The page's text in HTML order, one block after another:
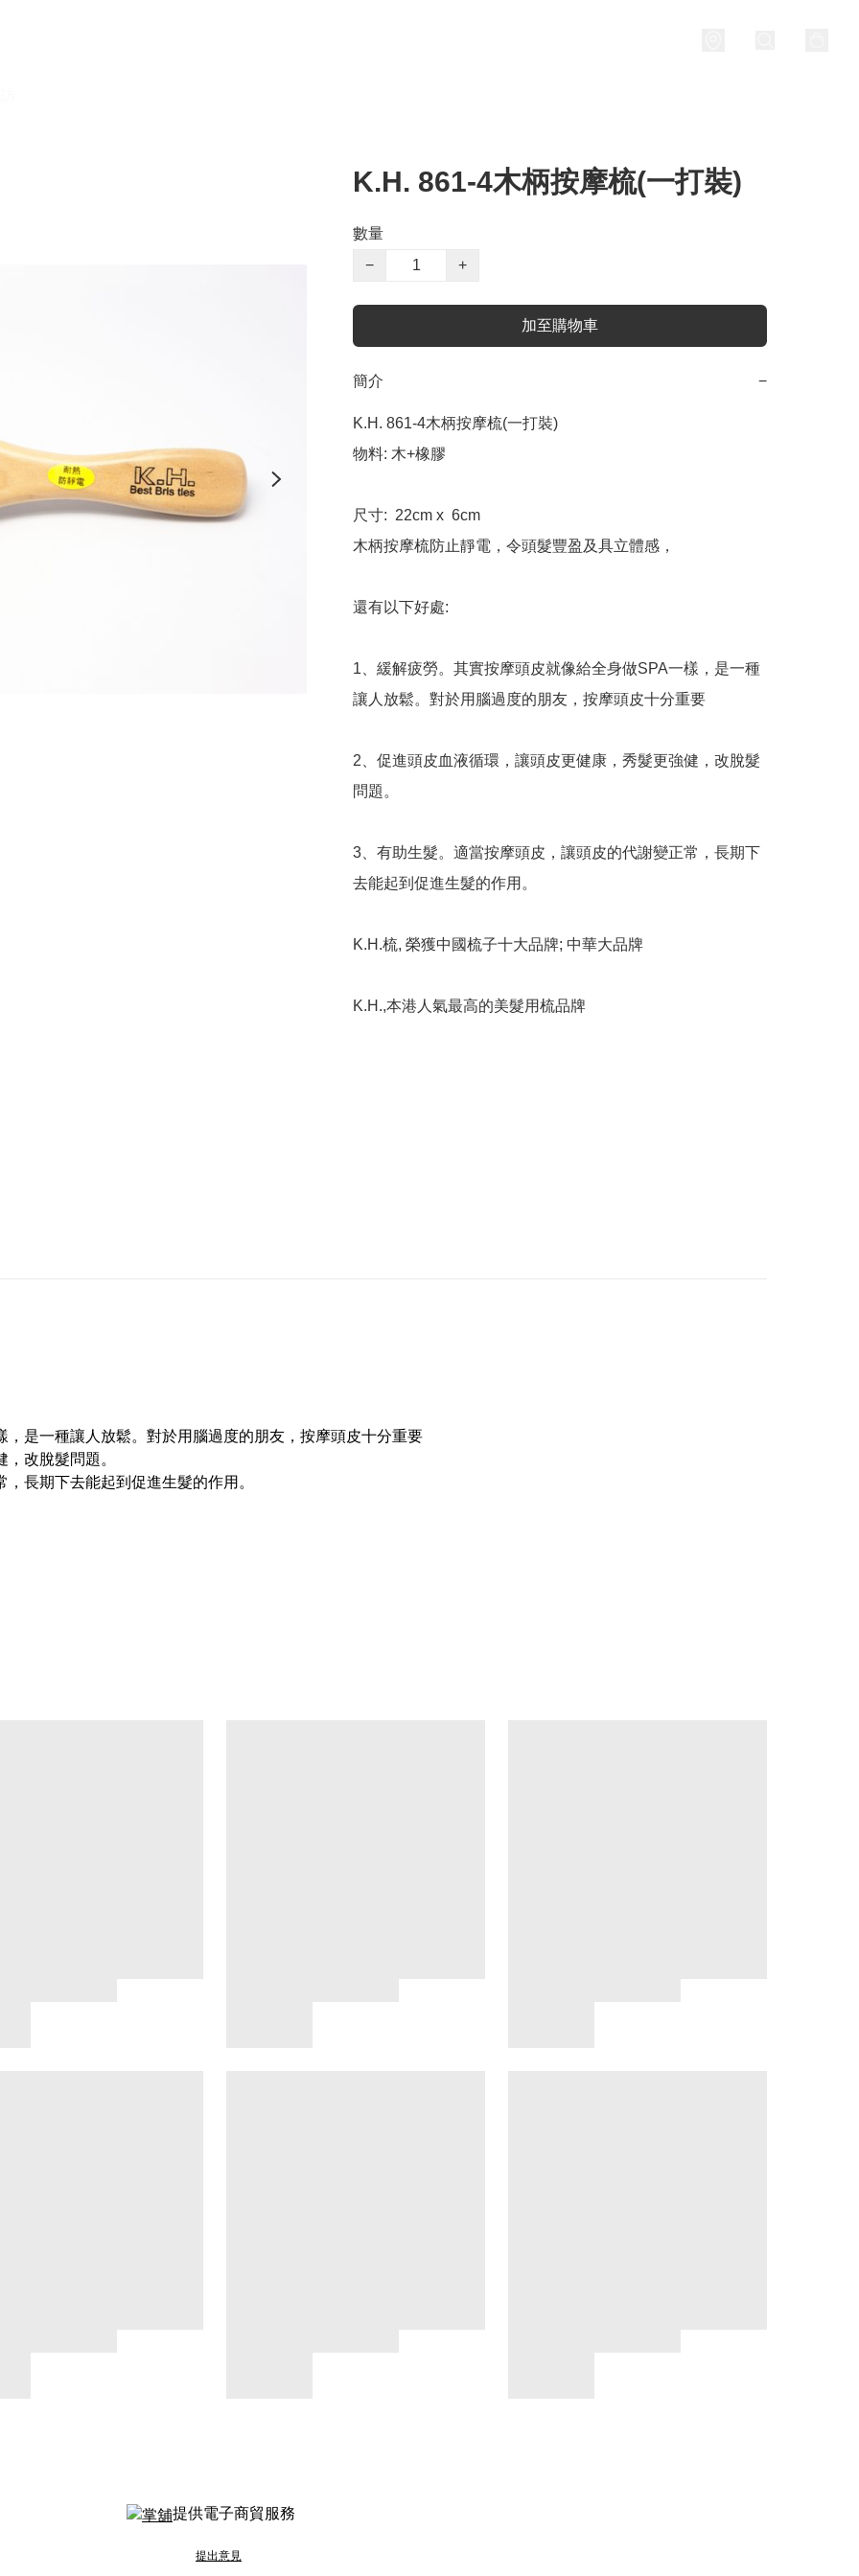
K.H. 861-4木柄按摩梳(一打裝)
數量
−
+
加至購物車
簡介 −
K.H. 861-4木柄按摩梳(一打裝)
物料: 木+橡膠
尺寸:  22cm x  6cm
木柄按摩梳防止靜電，令頭髮豐盈及具立體感，
還有以下好處:
1、緩解疲勞。其實按摩頭皮就像給全身做SPA一樣，是一種
讓人放鬆。對於用腦過度的朋友，按摩頭皮十分重要
2、促進頭皮血液循環，讓頭皮更健康，秀髮更強健，改脫髮
問題。
3、有助生髮。適當按摩頭皮，讓頭皮的代謝變正常，長期下
去能起到促進生髮的作用。
K.H.梳, 榮獲中國梳子十大品牌; 中華大品牌
K.H.,本港人氣最高的美髮用梳品牌
是一種讓人放鬆。對於用腦過度的朋友，按摩頭皮十分重要
改脫髮問題。
長期下去能起到促進生髮的作用。
提供電子商貿服務
提出意見